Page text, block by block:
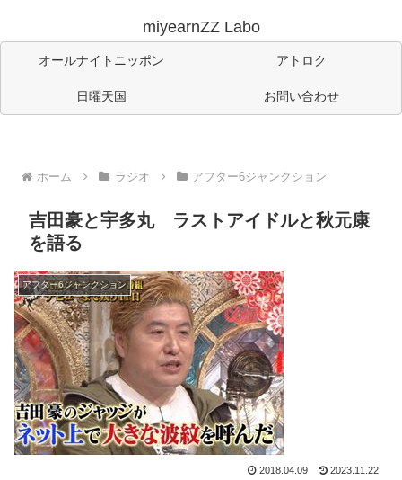
miyearnZZ Labo
オールナイトニッポン アトロク
日曜天国 お問い合わせ
ホーム ラジオ アフター6ジャンクション
吉田豪と宇多丸 ラストアイドルと秋元康
を語る
アフター6ジャンクション
2018.04.09 2023.11.22